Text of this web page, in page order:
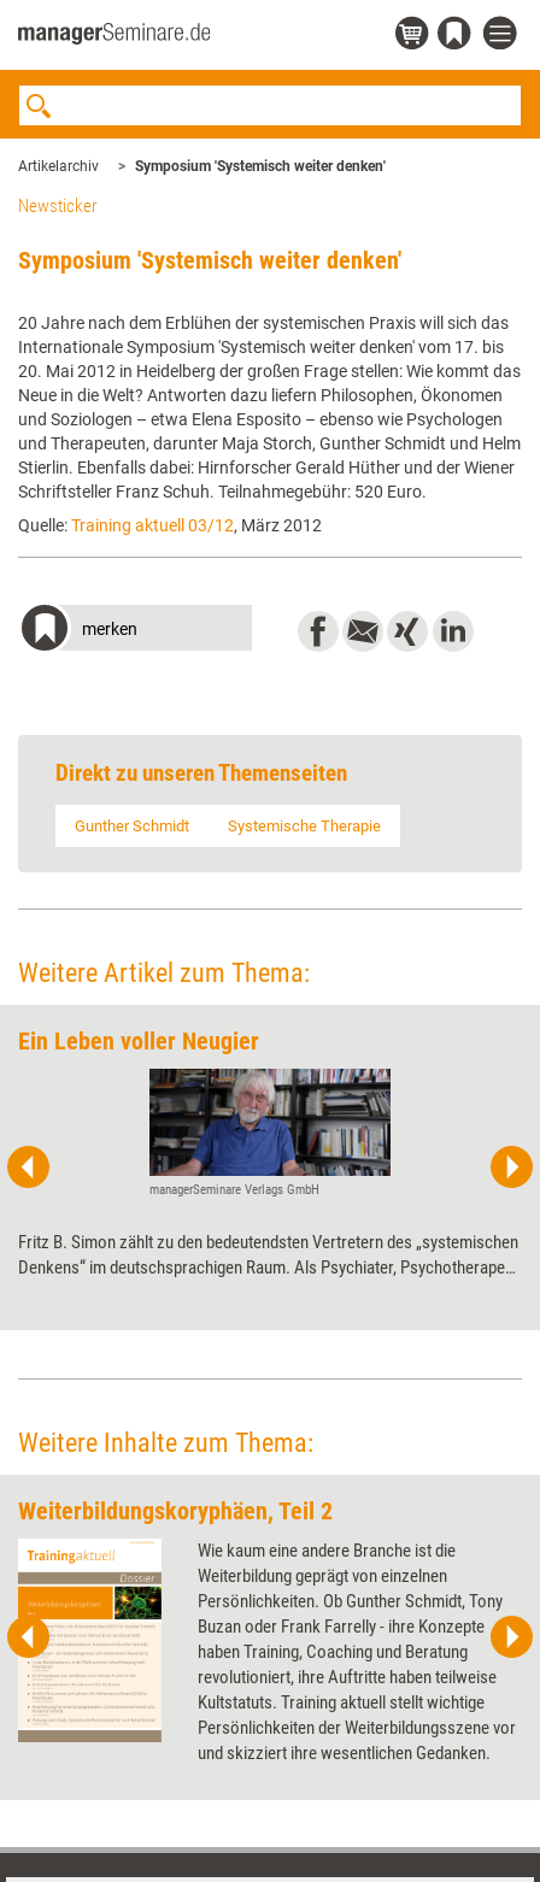
Artikelarchiv Symposium 'Systemisch weiter denken'
Newsticker
Symposium 'Systemisch weiter denken'
20 Jahre nach dem Erblühen der systemischen Praxis will sich das
Internationale Symposium 'Systemisch weiter denken' vom 17. bis
20. Mai 2012 in Heidelberg der großen Frage stellen: Wie kommt das
Neue in die Welt? Antworten dazu liefern Philosophen, Ökonomen
und Soziologen – etwa Elena Esposito – ebenso wie Psychologen
und Therapeuten, darunter Maja Storch, Gunther Schmidt und Helm
Stierlin. Ebenfalls dabei: Hirnforscher Gerald Hüther und der Wiener
Schriftsteller Franz Schuh. Teilnahmegebühr: 520 Euro.
Quelle:Training aktuell 03/12, März 2012
merken
Direkt zu unseren Themenseiten
Gunther Schmidt Systemische Therapie
Weitere Artikel zum Thema:
Ein Leben voller Neugier
managerSeminare Verlags GmbH
Fritz B. Simon zählt zu den bedeutendsten Vertretern des „systemischen
Denkens“ im deutschsprachigen Raum. Als Psychiater, Psychotherapeut
Weitere Inhalte zum Thema:
Weiterbildungskoryphäen, Teil 2
Wie kaum eine andere Branche ist die
Weiterbildung geprägt von einzelnen
Persönlichkeiten. Ob Gunther Schmidt, Tony
Buzan oder Frank Farrelly - ihre Konzepte
haben Training, Coaching und Beratung
revolutioniert, ihre Auftritte haben teilweise
Kultstatuts. Training aktuell stellt wichtige
Persönlichkeiten der Weiterbildungsszene vor
und skizziert ihre wesentlichen Gedanken.